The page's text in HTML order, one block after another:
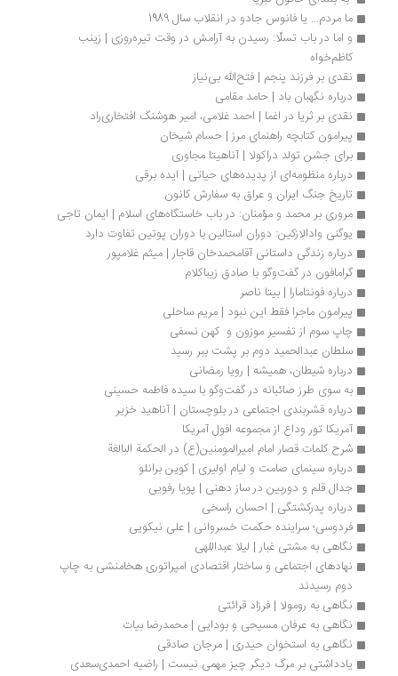
ما مردم... یا فانوس جادو در انقلاب سال 1989
و اما در باب تسلّا: رسیدن به آرامش در وقت تیره‌روزی | زینب
کاظم‌خواه
نقدی بر فرزند پنجم | فتح‌الله بی‌نیاز
درباره نگهبان باد | حامد مقامی
نقدی بر ثریا در اغما | احمد غلامی، امیر هوشنگ افتخاری‌راد
پیرامون کتابچه راهنمای مرز | حسام شیخان
برای جشن تولد دراکولا | آناهیتا مجاوری
درباره منظومه‌ای از پدیده‌های حیاتی | ایده برقی
تاریخ جنگ ایران و عراق به سفارش کانون
مروری بر محمد و مؤمنان: در باب خاستگاه‌های اسلام | ایمان تاجی
یوگنی وادالازکین: دوران استالین با دوران پوتین تفاوت دارد
درباره زندگی داستانی آقامحمدخان قاجار | میثم غلامپور
گرامافون در گفت‌وگو با صادق زیباکلام
درباره فونتامارا | بیتا ناصر
پیرامون ماجرا فقط این نبود | مریم ساحلی
چاپ سوم از تفسیر موزون و  کهن نسفی
سلطان عبدالحمید دوم بر پشت ببر رسید
درباره شیطان، همیشه | رویا رمضانی
به سوی طرز صائبانه در گفت‌وگو با سیده فاطمه حسینی
درباره قشربندی اجتماعی در بلوچستان | آناهید خزیر
آمریکا تور وداع از مجموعه افول آمریکا
شرح کلمات قصار امام امیرالمومنین(ع) در الحکمة البالغة
درباره سینمای صامت و لیام اولیری | کوین برانلو
جدال قلم و دوربین در ساز دهنی | پویا رفویی
درباره پدرکشتگی | احسان راسخی
فردوسی؛ سراینده حکمت خسروانی | علی نیکویی
نگاهی به مشتی غبار | لیلا عبداللهی
نهادهای اجتماعی و ساختار اقتصادی امپراتوری هخامنشی به چاپ
دوم رسیدند
نگاهی به رومولا | فرزاد قرائتی
نگاهی به عرفان مسیحی و بودایی | محمدرضا بیات
نگاهی به استخوان حیدری | مرجان صادقی
یادداشتی بر مرگ دیگر چیز مهمی نیست | راضیه احمدی‌سعدی